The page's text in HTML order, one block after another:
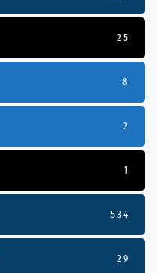
25
8
2
1
534
29